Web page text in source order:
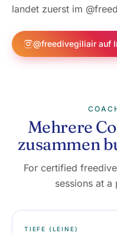
landet zuerst im
@freedivegiliair auf
Mehrere
zusammen
For certified
sessions at a
TIEFE (LEINE)